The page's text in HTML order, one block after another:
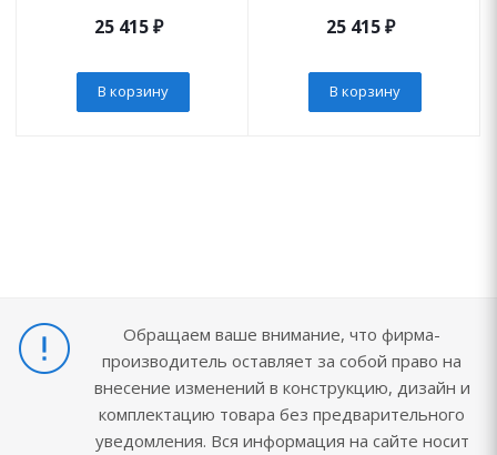
25 415₽
В корзину
25 415₽
В корзину
Обращаем ваше внимание, что фирма-
производитель оставляет за собой право на
внесение изменений в конструкцию, дизайн и
комплектацию товара без предварительного
уведомления. Вся информация на сайте носит